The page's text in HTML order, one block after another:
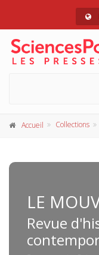
Accueil Collections
LE
Revue